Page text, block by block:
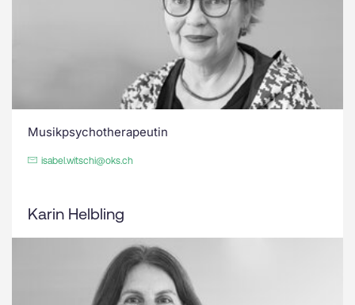
Musikpsychotherapeutin
isabel.witschi@oks.ch
Karin Helbling